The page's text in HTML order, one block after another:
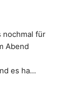
nochmal für
Abend
es ha